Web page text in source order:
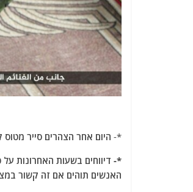
*- היום אחר הצהרים סייר
*- דיווחים בשעות האחרונות
האנשים תוהים אם זה קשור